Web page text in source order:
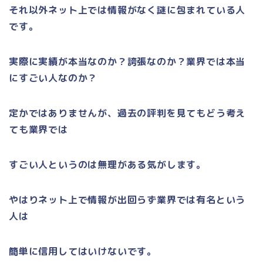
それ以外ネット上では情報がなく謎に包まれている人
です。
実際に実績が本当なのか？誇張なのか？業界では本当
にすごい人なのか？
定かではありませんが、過去の評判を見てもどう考え
ても業界では
すごい人というのは無理がある気がします。
やはりネット上で情報が出回らず業界では有名という
人は
簡単に信用してはいけないです。